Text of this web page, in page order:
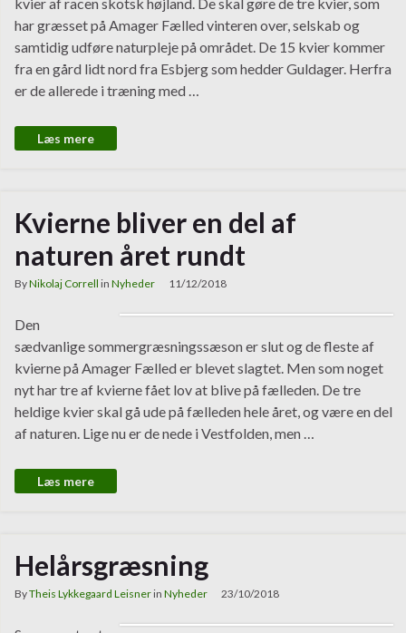
har græsset på Amager Fælled vinteren over, selskab og
samtidig udføre naturpleje på området. De 15 kvier kommer
fra en gård lidt nord fra Esbjerg som hedder Guldager. Herfra
er de allerede i træning med …
Læs mere
Kvierne bliver en del af
naturen året rundt
ByNikolaj Correll in Nyheder 11/12/2018
Den
sædvanlige sommergræsningssæson er slut og de fleste af
kvierne på Amager Fælled er blevet slagtet. Men som noget
nyt har tre af kvierne fået lov at blive på fælleden. De tre
heldige kvier skal gå ude på fælleden hele året, og være en del
af naturen. Lige nu er de nede i Vestfolden, men …
Læs mere
Helårsgræsning
ByTheis Lykkegaard Leisner in Nyheder 23/10/2018